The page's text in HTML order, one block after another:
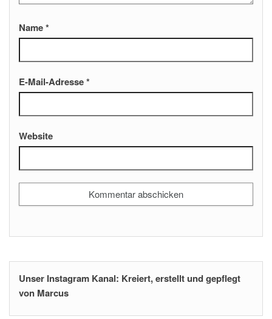
Name*
E-Mail-Adresse*
Website
Unser Instagram Kanal: Kreiert, erstellt und gepflegt
von Marcus